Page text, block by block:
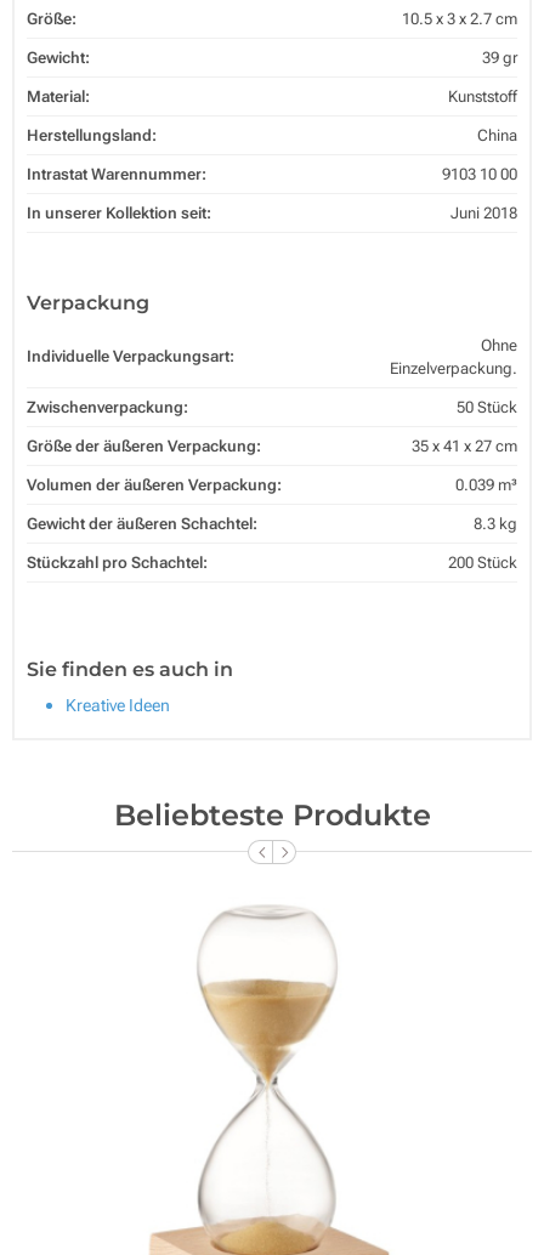
Größe: 10.5 x 3 x 2.7 cm
Gewicht: 39 gr
Material: Kunststoff
Herstellungsland: China
Intrastat Warennummer: 9103 10 00
In unserer Kollektion seit: Juni 2018
Verpackung
Individuelle Verpackungsart:
Ohne
Einzelverpackung.
Zwischenverpackung: 50 Stück
Größe der äußeren Verpackung: 35 x 41 x 27 cm
Volumen der äußeren Verpackung: 0.039 m³
Gewicht der äußeren Schachtel: 8.3 kg
Stückzahl pro Schachtel: 200 Stück
Sie finden es auch in
Kreative Ideen
Beliebteste Produkte